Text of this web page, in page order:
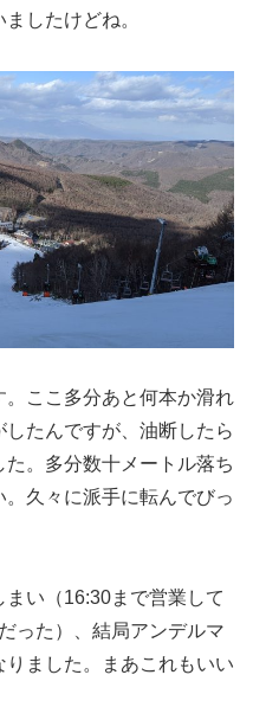
したけどね。
ここ多分あと何本か滑れ
たんですが、油断したら
。多分数十メートル落ち
久々に派手に転んでびっ
い（16:30まで営業して
った）、結局アンデルマ
ました。まあこれもいい